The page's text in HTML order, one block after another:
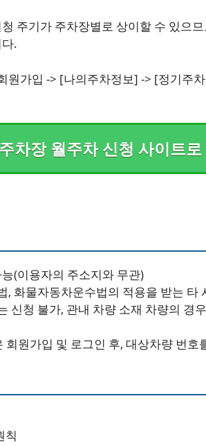
주기가 주차장별로 상이할 수 있으
.
원가입 -> [나의주차정보] -> [정기주
차장 월주차 신청 사이트
(이용자의 주소지와 무관)
, 화물자동차운수법의 적용을 받는 타
신청 불가, 관내 차량 소재 차량의 경
회원가입 및 로그인 후, 대상차량 번호
칙